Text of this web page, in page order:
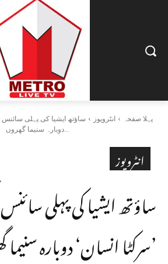
پہلا صفحہ انٹرویوز
ساؤتھ ایشیا کی پہلی
دوبارہ سنیما گھروں...
انٹرویوز
ساؤتھ ایشیا کی پہلی
’سرکٹا انسان‘ دوبارہ